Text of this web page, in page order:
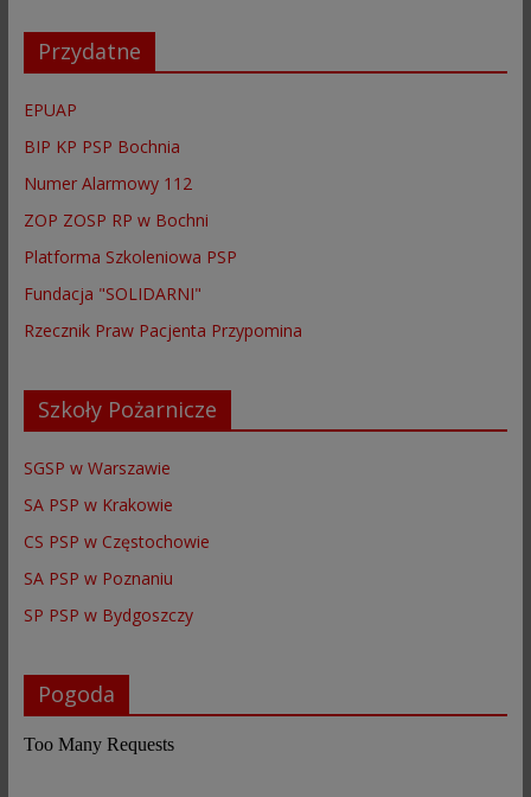
Przydatne
EPUAP
BIP KP PSP Bochnia
Numer Alarmowy 112
ZOP ZOSP RP w Bochni
Platforma Szkoleniowa PSP
Fundacja "SOLIDARNI"
Rzecznik Praw Pacjenta Przypomina
Szkoły Pożarnicze
SGSP w Warszawie
SA PSP w Krakowie
CS PSP w Częstochowie
SA PSP w Poznaniu
SP PSP w Bydgoszczy
Pogoda